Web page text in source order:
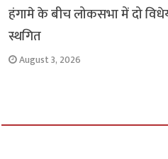
हंगामे के बीच लोकसभा में दो
स्थगित
August 3, 2026